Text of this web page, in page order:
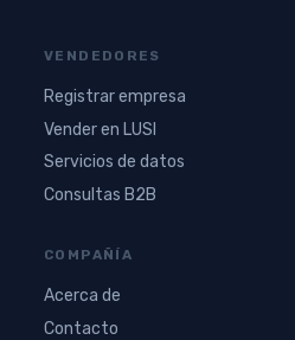
VENDEDORES
Registrar empresa
Vender en LUSI
Servicios de datos
Consultas B2B
COMPAÑÍA
Acerca de
Contacto